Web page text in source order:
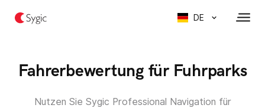
DE
Fahrerbewertung für Fuhrparks
Nutzen Sie Sygic Professional Navigation für